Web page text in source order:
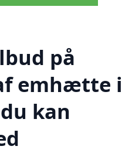
på
emhætte i
kan